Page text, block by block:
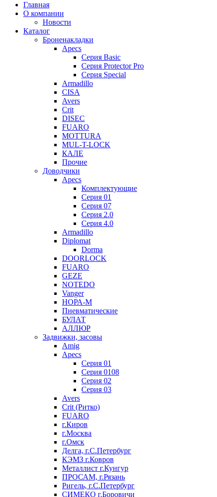
Главная
О компании
Новости
Каталог
Броненакладки
Apecs
Серия Basic
Серия Protector Pro
Серия Special
Armadillo
CISA
Avers
Crit
DISEC
FUARO
MOTTURA
MUL-T-LOCK
КАЛЕ
Прочие
Доводчики
Apecs
Комплектующие
Серия 01
Серия 07
Серия 2.0
Серия 4.0
Armadillo
Diplomat
Dorma
DOORLOCK
FUARO
GEZE
NOTEDO
Vanger
НОРА-М
Пневматические
БУЛАТ
АЛЛЮР
Задвижки, засовы
Amig
Apecs
Серия 01
Серия 0108
Серия 02
Серия 03
Avers
Crit (Ритко)
FUARO
г.Киров
г.Москва
г.Омск
Делга, г.С.Петербург
КЭМЗ г.Ковров
Металлист г.Кунгур
ПРОСАМ, г.Рязань
Ригель, г.С.Петербург
СИМЕКО г.Боровичи